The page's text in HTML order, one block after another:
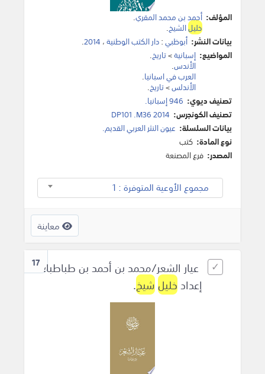
المؤلف: أحمد بن محمد المقري.
خليلالشيخ.
بيانات النشر: أبوظبي:دار الكتب الوطنية، 2014
.
المواضيع: إسبانية>تاريخ.
الأندس.
العرب في اسبانيا.
الأندلس>تاريخ.
تصنيف ديوي: 946 إسبانيا.
تصنيف الكونجرس: DP101 .M36 2014
بيانات السلسلة: عيون النثر العربي القديم.
نوع المادة: كتب
المصدر: فرع المصنعة
مجموع الأوعية المتوفرة : 1
معاينة
17 عيار الشعر/محمد بن أحمد بن طباطبا؛
إعدادخليلشيخ.